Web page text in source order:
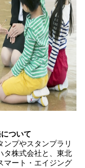
ついて
ンプやスタンプラリ
タ株式会社と、東北
マート・エイジング